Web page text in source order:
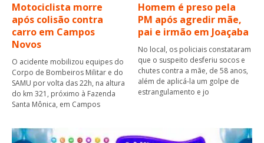
Motociclista morre
após colisão contra
carro em Campos
Novos
O acidente mobilizou equipes do
Corpo de Bombeiros Militar e do
SAMU por volta das 22h, na altura
do km 321, próximo à Fazenda
Santa Mônica, em Campos
Homem é preso pela
PM após agredir mãe,
pai e irmão em Joaçaba
No local, os policiais constataram
que o suspeito desferiu socos e
chutes contra a mãe, de 58 anos,
além de aplicá-la um golpe de
estrangulamento e jo